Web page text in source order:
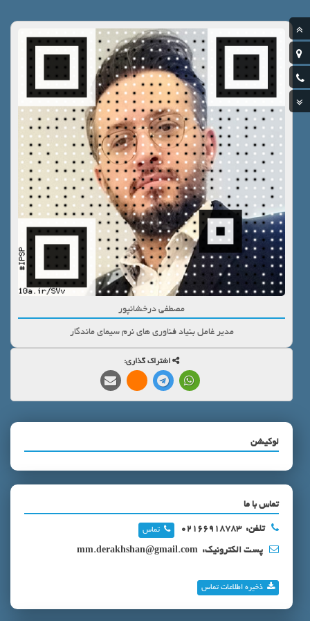
مصطفی درخشانپور
مدیر غامل بنیاد فناوری های نرم سیمای ماندگار
اشتراک گذاری:
لوکیشن
تماس با ما
تلفن: 02166918783 تماس
پست الکترونیک:
ذخیره اطلاعات تماس